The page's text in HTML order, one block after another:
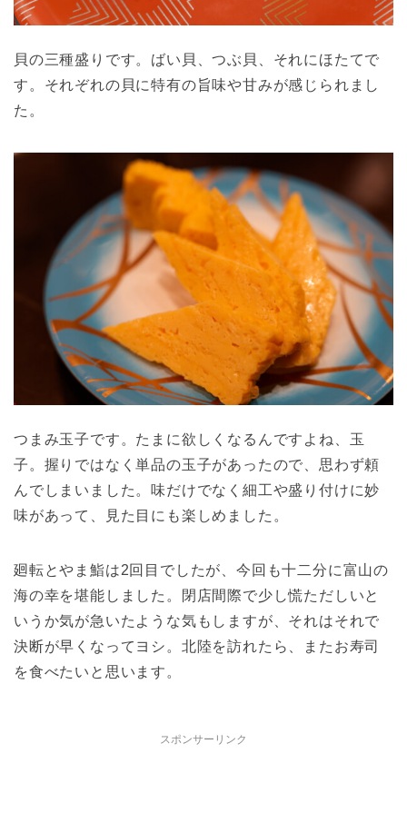
貝の三種盛りです。ばい貝、つぶ貝、それにほたてで
す。それぞれの貝に特有の旨味や甘みが感じられまし
た。
つまみ玉子です。たまに欲しくなるんですよね、玉
子。握りではなく単品の玉子があったので、思わず頼
んでしまいました。味だけでなく細工や盛り付けに妙
味があって、見た目にも楽しめました。
廻転とやま鮨は2回目でしたが、今回も十二分に富山の
海の幸を堪能しました。閉店間際で少し慌ただしいと
いうか気が急いたような気もしますが、それはそれで
決断が早くなってヨシ。北陸を訪れたら、またお寿司
を食べたいと思います。
スポンサーリンク